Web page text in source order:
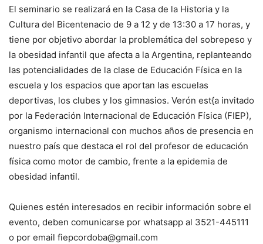
El seminario se realizará en la Casa de la Historia y la
Cultura del Bicentenacio de 9 a 12 y de 13:30 a 17 horas, y
tiene por objetivo abordar la problemática del sobrepeso y
la obesidad infantil que afecta a la Argentina, replanteando
las potencialidades de la clase de Educación Física en la
escuela y los espacios que aportan las escuelas
deportivas, los clubes y los gimnasios. Verón est{a invitado
por la Federación Internacional de Educación Física (FIEP),
organismo internacional con muchos años de presencia en
nuestro país que destaca el rol del profesor de educación
física como motor de cambio, frente a la epidemia de
obesidad infantil.
Quienes estén interesados en recibir información sobre el
evento, deben comunicarse por whatsapp al 3521-445111
o por email fiepcordoba@gmail.com